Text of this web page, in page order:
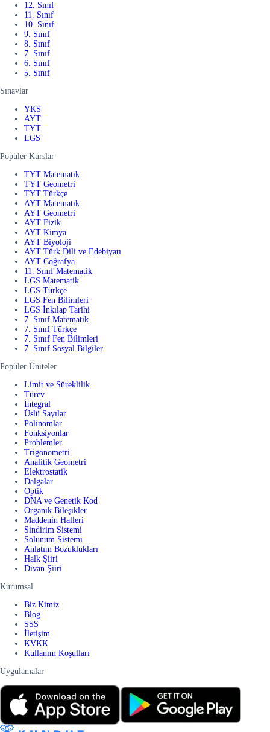
12. Sınıf
11. Sınıf
10. Sınıf
9. Sınıf
8. Sınıf
7. Sınıf
6. Sınıf
5. Sınıf
Sınavlar
YKS
AYT
TYT
LGS
Popüler Kurslar
TYT Matematik
TYT Geometri
TYT Türkçe
AYT Matematik
AYT Geometri
AYT Fizik
AYT Kimya
AYT Biyoloji
AYT Türk Dili ve Edebiyatı
AYT Coğrafya
11. Sınıf Matematik
LGS Matematik
LGS Türkçe
LGS Fen Bilimleri
LGS İnkılap Tarihi
7. Sınıf Matematik
7. Sınıf Türkçe
7. Sınıf Fen Bilimleri
7. Sınıf Sosyal Bilgiler
Popüler Üniteler
Limit ve Süreklilik
Türev
İntegral
Üslü Sayılar
Polinomlar
Fonksiyonlar
Problemler
Trigonometri
Analitik Geometri
Elektrostatik
Dalgalar
Optik
DNA ve Genetik Kod
Organik Bileşikler
Maddenin Halleri
Sindirim Sistemi
Solunum Sistemi
Anlatım Bozuklukları
Halk Şiiri
Divan Şiiri
Kurumsal
Biz Kimiz
Blog
SSS
İletişim
KVKK
Kullanım Koşulları
Uygulamalar